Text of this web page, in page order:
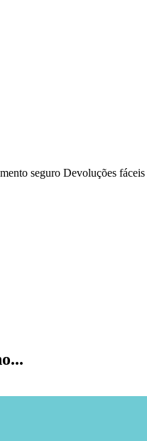
seguro Devoluções fáceis